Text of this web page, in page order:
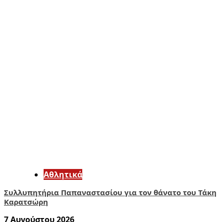
Αθλητικά
Συλλυπητήρια Παπαναστασίου για τον θάνατο του Τάκη
Καρατσώρη
7 Αυγούστου 2026